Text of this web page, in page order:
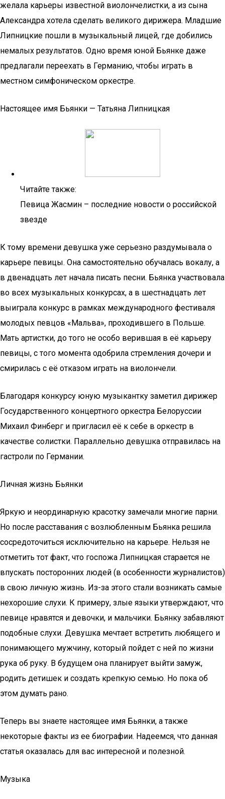
желала карьеры известной виолончелистки, а из сына
Александра хотела сделать великого дирижера. Младшие
Липницкие пошли в музыкальный лицей, где добились
немалых результатов. Одно время юной Бьянке даже
предлагали переехать в Германию, чтобы играть в
местном симфоническом оркестре.
Настоящее имя Бьянки — Татьяна Липницкая
Читайте также:
Певица Жасмин – последние новости о российской
звезде
К тому времени девушка уже серьезно раздумывала о
карьере певицы. Она самостоятельно обучалась вокалу, а
в двенадцать лет начала писать песни. Бьянка участвовала
во всех музыкальных конкурсах, а в шестнадцать лет
выиграла конкурс в рамках международного фестиваля
молодых певцов «Мальва», проходившего в Польше.
Мать артистки, до того не особо верившая в её карьеру
певицы, с того момента одобрила стремления дочери и
смирилась с её отказом играть на виолончели.
Благодаря конкурсу юную музыкантку заметил дирижер
Государственного концертного оркестра Белоруссии
Михаил Финберг и пригласил её к себе в оркестр в
качестве солистки. Параллельно девушка отправилась на
гастроли по Германии.
Личная жизнь Бьянки
Яркую и неординарную красотку замечали многие парни.
Но после расставания с возлюбленным Бьянка решила
сосредоточиться исключительно на карьере. Нельзя не
отметить тот факт, что госпожа Липницкая старается не
впускать посторонних людей (в особенности журналистов)
в свою личную жизнь. Из-за этого стали возникать самые
нехорошие слухи. К примеру, злые языки утверждают, что
певице нравятся и девочки, и мальчики. Бьянку забавляют
подобные слухи. Девушка мечтает встретить любящего и
понимающего мужчину, который пойдет с ней по жизни
рука об руку. В будущем она планирует выйти замуж,
родить детишек и создать крепкую семью. Но пока об
этом думать рано.
Теперь вы знаете настоящее имя Бьянки, а также
некоторые факты из ее биографии. Надеемся, что данная
статья оказалась для вас интересной и полезной.
Музыка